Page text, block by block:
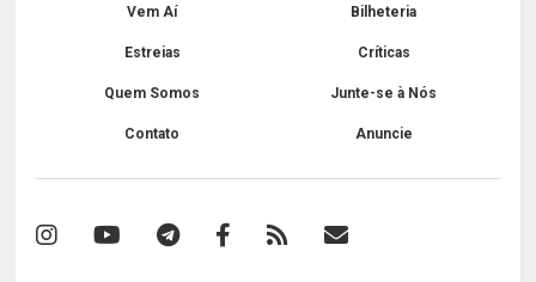
Vem Aí Bilheteria
Estreias Críticas
Quem Somos Junte-se à Nós
Contato Anuncie